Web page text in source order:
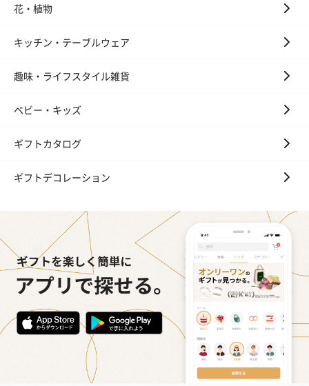
花・植物
キッチン・テーブルウェア
趣味・ライフスタイル雑貨
ベビー・キッズ
ギフトカタログ
ギフトデコレーション